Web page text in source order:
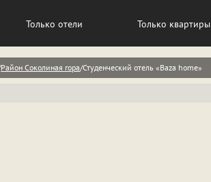
Только отели Только квартиры
Район Соколиная гора Студенческий отель «Baza home»